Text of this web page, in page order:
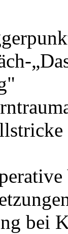
bei